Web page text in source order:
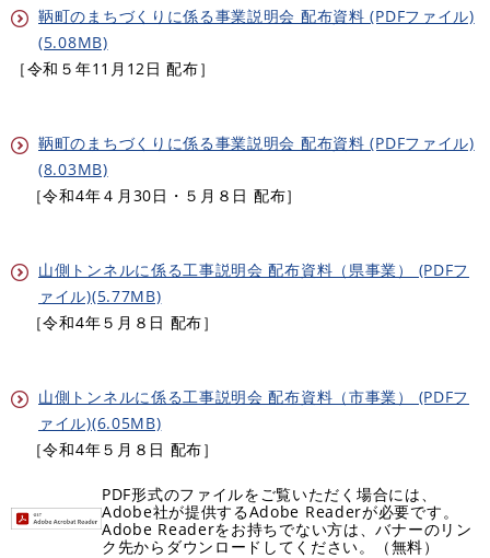
鞆町のまちづくりに係る事業説明会 配布資料 (PDFファイル)
(5.08MB)
［令和５年11月12日 配布］
鞆町のまちづくりに係る事業説明会 配布資料 (PDFファイル)
(8.03MB)
［令和4年４月30日・５月８日 配布］
山側トンネルに係る工事説明会 配布資料（県事業） (PDFフ
ァイル)(5.77MB)
［令和4年５月８日 配布］
山側トンネルに係る工事説明会 配布資料（市事業） (PDFフ
ァイル)(6.05MB)
［令和4年５月８日 配布］
PDF形式のファイルをご覧いただく場合には、
Adobe社が提供するAdobe Readerが必要です。
Adobe Readerをお持ちでない方は、バナーのリン
ク先からダウンロードしてください。（無料）